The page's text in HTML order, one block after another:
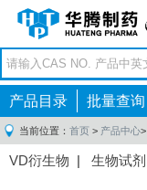
产品目录 批量查询
当前位置： 首页 > 产品中心>
VD衍生物 | 生物试剂